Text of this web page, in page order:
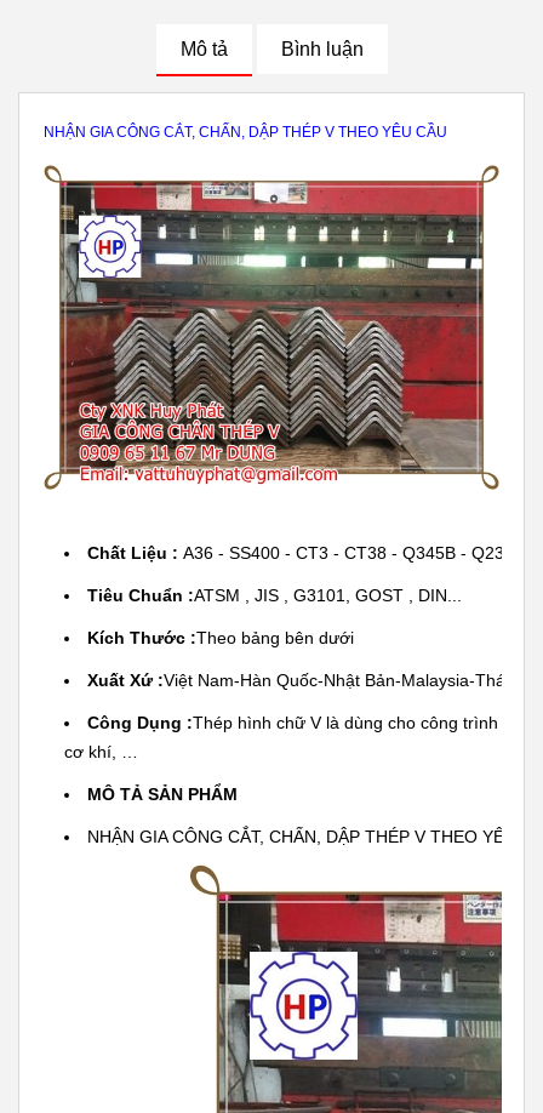
Mô tả Bình luận
NHẬN GIA CÔNG CẮT, CHẤN, DẬP THÉP V THEO YÊU CẦU
Chất Liệu : A36 - SS400 - CT3 - CT38 - Q345B - Q235 -
Tiêu Chuẩn :ATSM , JIS , G3101, GOST , DIN...
Kích Thước :Theo bảng bên dưới
Xuất Xứ :Việt Nam-Hàn Quốc-Nhật Bản-Malaysia-Thái
Công Dụng :Thép hình chữ V là dùng cho công trình xây
cơ khí, …
MÔ TẢ SẢN PHẨM
NHẬN GIA CÔNG CẮT, CHẤN, DẬP THÉP V THEO YÊU